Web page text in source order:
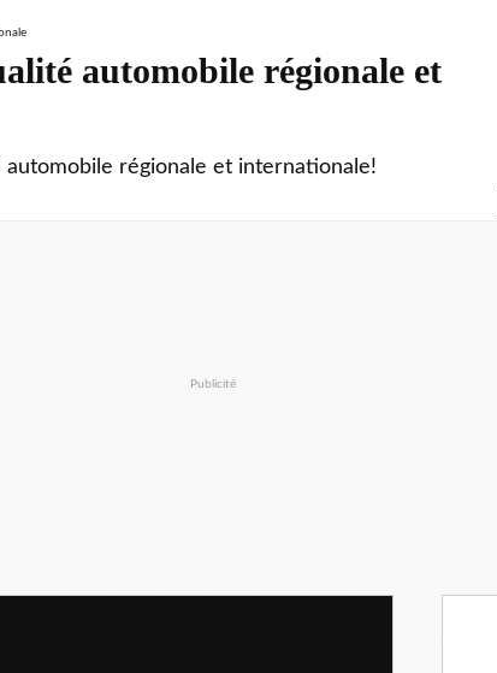
automobile régionale et
régionale et internationale!
Publicité